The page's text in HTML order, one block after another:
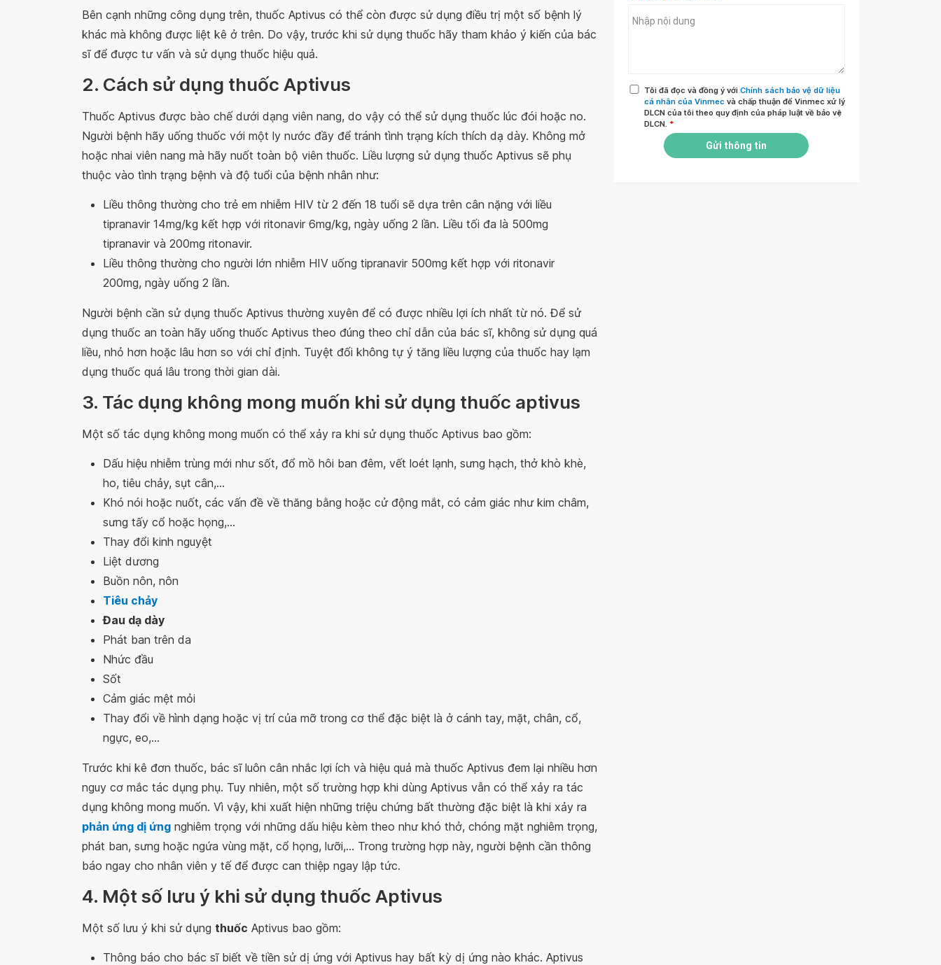
Bên cạnh những công dụng trên, thuốc Aptivus có thể còn được sử dụng điều trị một số bệnh lý
khác mà không được liệt kê ở trên. Do vậy, trước khi sử dụng thuốc hãy tham khảo ý kiến của bác
sĩ để được tư vấn và sử dụng thuốc hiệu quả.
2. Cách sử dụng thuốc Aptivus
Thuốc Aptivus được bào chế dưới dạng viên nang, do vậy có thể sử dụng thuốc lúc đói hoặc no.
Người bệnh hãy uống thuốc với một ly nước đầy để tránh tình trạng kích thích dạ dày. Không mở
hoặc nhai viên nang mà hãy nuốt toàn bộ viên thuốc. Liều lượng sử dụng thuốc Aptivus sẽ phụ
thuộc vào tình trạng bệnh và độ tuổi của bệnh nhân như:
Liều thông thường cho trẻ em nhiễm HIV từ 2 đến 18 tuổi sẽ dựa trên cân nặng với liều
tipranavir 14mg/kg kết hợp với ritonavir 6mg/kg, ngày uống 2 lần. Liều tối đa là 500mg
tipranavir và 200mg ritonavir.
Liều thông thường cho người lớn nhiễm HIV uống tipranavir 500mg kết hợp với ritonavir
200mg, ngày uống 2 lần.
Người bệnh cần sử dụng thuốc Aptivus thường xuyên để có được nhiều lợi ích nhất từ nó. Để sử
dụng thuốc an toàn hãy uống thuốc Aptivus theo đúng theo chỉ dẫn của bác sĩ, không sử dụng quá
liều, nhỏ hơn hoặc lâu hơn so với chỉ định. Tuyệt đối không tự ý tăng liều lượng của thuốc hay lạm
dụng thuốc quá lâu trong thời gian dài.
3. Tác dụng không mong muốn khi sử dụng thuốc aptivus
Một số tác dụng không mong muốn có thể xảy ra khi sử dụng thuốc Aptivus bao gồm:
Dấu hiệu nhiễm trùng mới như sốt, đổ mồ hôi ban đêm, vết loét lạnh, sưng hạch, thở khò khè,
ho, tiêu chảy, sụt cân,...
Khó nói hoặc nuốt, các vấn đề về thăng bằng hoặc cử động mắt, có cảm giác như kim châm,
sưng tấy cổ hoặc họng,...
Thay đổi kinh nguyệt
Liệt dương
Buồn nôn, nôn
Tiêu chảy
Đau dạ dày
Phát ban trên da
Nhức đầu
Sốt
Cảm giác mệt mỏi
Thay đổi về hình dạng hoặc vị trí của mỡ trong cơ thể đặc biệt là ở cánh tay, mặt, chân, cổ,
ngực, eo,...
Trước khi kê đơn thuốc, bác sĩ luôn cân nhắc lợi ích và hiệu quả mà thuốc Aptivus đem lại nhiều hơn
nguy cơ mắc tác dụng phụ. Tuy nhiên, một số trường hợp khi dùng Aptivus vẫn có thể xảy ra tác
dụng không mong muốn. Vì vậy, khi xuất hiện những triệu chứng bất thường đặc biệt là khi xảy ra
phản ứng dị ứng nghiêm trọng với những dấu hiệu kèm theo như khó thở, chóng mặt nghiêm trọng,
phát ban, sưng hoặc ngứa vùng mặt, cổ họng, lưỡi,... Trong trường hợp này, người bệnh cần thông
báo ngay cho nhân viên y tế để được can thiệp ngay lập tức.
4. Một số lưu ý khi sử dụng thuốc Aptivus
Một số lưu ý khi sử dụng thuốc Aptivus bao gồm:
Thông báo cho bác sĩ biết về tiền sử dị ứng với Aptivus hay bất kỳ dị ứng nào khác. Aptivus
Tôi đã đọc và đồng ý với Chính sách bảo vệ dữ liệu
cá nhân của Vinmec và chấp thuận để Vinmec xử lý
DLCN của tôi theo quy định của pháp luật về bảo vệ
DLCN. *
Gửi thông tin